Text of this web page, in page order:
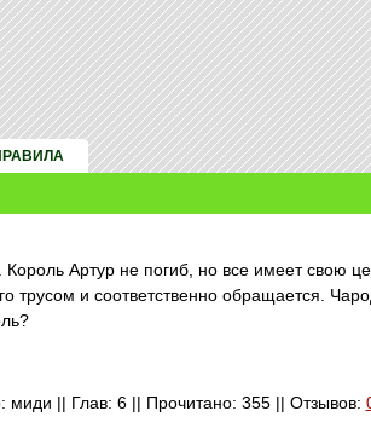
Артур не погиб, но все имеет свою
трусом и соответственно обращается.
|| Глав: 6 || Прочитано: 355 || Отзывов: